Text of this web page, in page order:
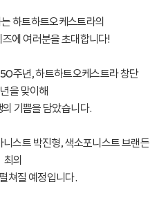
하트하트오케스트라의
에 여러분을 초대합니다!
50주년,하트하트오케스트라 창단
을 맞이해
기쁨을 담았습니다.
스트 박진형, 색소포니스트 브랜든
최의
쳐질 예정입니다.